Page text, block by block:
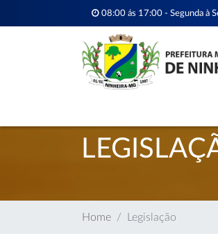
08:00 ás 17:00 - Segunda à
Home Legislação